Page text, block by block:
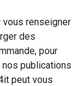
renseigner
des
pour
nos publications
peut vous